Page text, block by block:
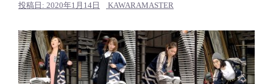
投稿日: 2020年1月14日 KAWARAMASTER